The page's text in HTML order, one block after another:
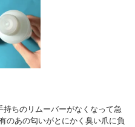
ちのリムーバーがなくなって急
のあの匂いがとにかく臭い爪に負